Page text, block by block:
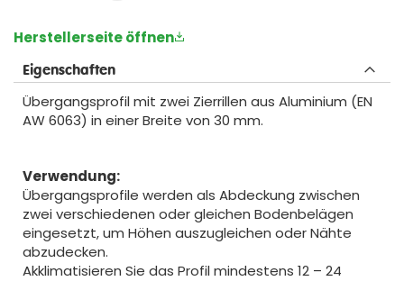
Herstellerseite öffnen
Eigenschaften
Übergangsprofil mit zwei Zierrillen aus Aluminium (EN
AW 6063) in einer Breite von 30 mm.
Verwendung:
Übergangsprofile werden als Abdeckung zwischen
zwei verschiedenen oder gleichen Bodenbelägen
eingesetzt, um Höhen auszugleichen oder Nähte
abzudecken.
Akklimatisieren Sie das Profil mindestens 12 – 24